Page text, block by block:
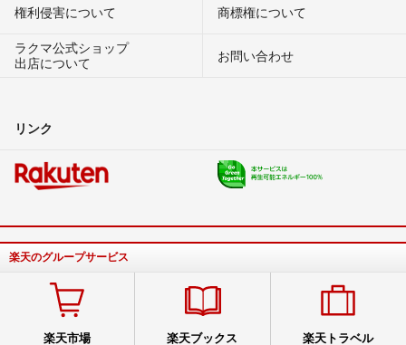
権利侵害について
商標権について
ラクマ公式ショップ
出店について
お問い合わせ
リンク
楽天のグループサービス
楽天市場 楽天ブックス 楽天トラベル